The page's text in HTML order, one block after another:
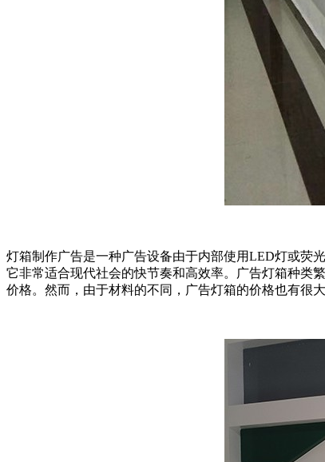
灯箱制作广告是一种广告设备由于内部使用LED灯或荧
它非常适合现代社会的快节奏和高效率。广告灯箱种类
价格。然而，由于材料的不同，广告灯箱的价格也有很